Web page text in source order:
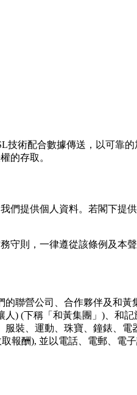
術配合數據傳送，以可靠
的存取。
們提供個⼈資料。若閣下提
守則，⼀律遵從該條例及本聲
聯營公司、合作夥伴及和
) (下稱「和黃集團」)、和
裝、運動、珠寶、鐘錶、
報酬), 並以電話、電郵、電